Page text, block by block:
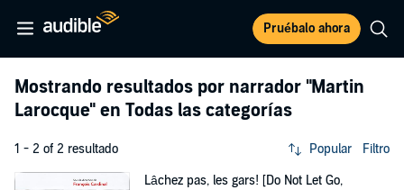
Pruébalo ahora
Mostrando resultados por narrador "Martin
Larocque" en Todas las categorías
1 - 2 of 2 resultado Popular Filtro
Lâchez pas, les gars! [Do Not Let Go,